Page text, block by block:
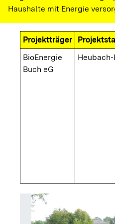
Haushalte mit Energie
Projektträger
BioEnergie
Buch eG
Heubach-